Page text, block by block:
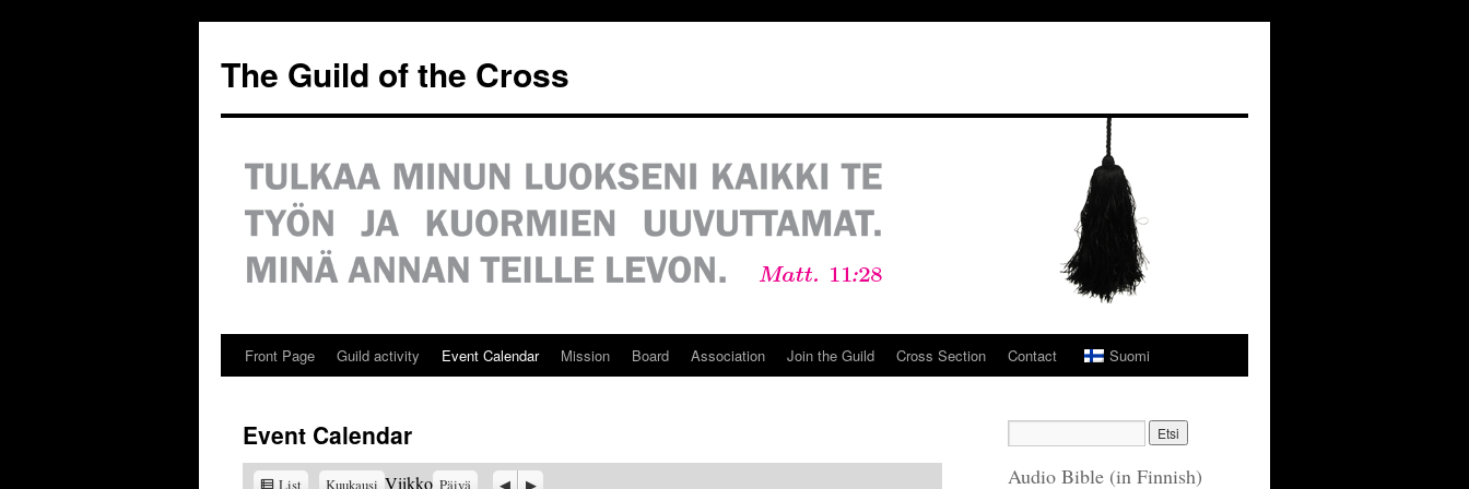
The Guild of the Cross
Front Page Guild activity Event Calendar Mission Board Association Join the Guild Cross Section Contact Suomi
Event Calendar
View
List Kuukausi Viikko Päivä Previous
Seuraava Audio Bible (in Finnish)